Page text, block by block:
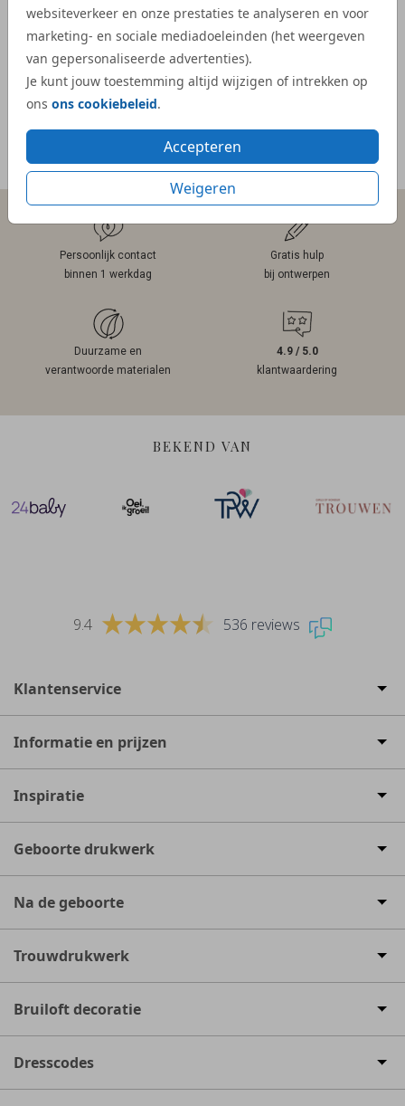
websiteverkeer en onze prestaties te analyseren en voor
marketing- en sociale mediadoeleinden (het weergeven
van gepersonaliseerde advertenties).
Je kunt jouw toestemming altijd wijzigen of intrekken op
ons ons cookiebeleid.
Accepteren
Weigeren
- Kelly
veel
-
Meer reviews
Persoonlijk contact
binnen 1 werkdag
Gratis hulp
bij ontwerpen
Duurzame en
verantwoorde materialen
4.9 / 5.0
klantwaardering
BEKEND VAN
9.4 536 reviews
Klantenservice
Informatie en prijzen
Inspiratie
Geboorte drukwerk
Na de geboorte
Trouwdrukwerk
Bruiloft decoratie
Dresscodes